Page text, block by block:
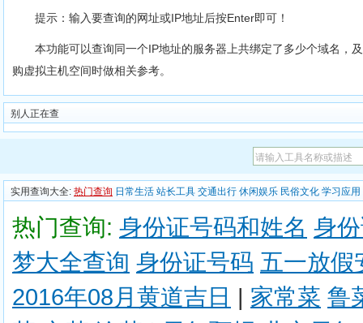
提示：输入要查询的网址或IP地址后按Enter即可！
本功能可以查询同一个IP地址的服务器上共绑定了多少个域名，
购虚拟主机空间时做相关参考。
别人正在查
实用查询大全: 热门查询 日常生活 站长工具 交通出行 休闲娱乐 民俗文化 学习应用
热门查询: 身份证号码和姓名 身
梦大全查询 身份证号码 五一放假
2016年08月黄道吉日 | 家常菜 鲁